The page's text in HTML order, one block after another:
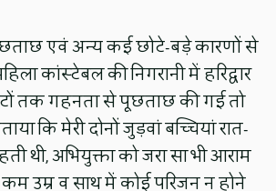
एवं अन्य कई छोटे-बड़े कारणों से
कांस्टेबल की निगरानी में हरिद्वार
तक गहनता से पूछताछ की गई तो
कि मेरी दोनों जुड़वां बच्चियां रात-
थी, अभियुक्ता को जरा सा भी आराम
कम उम्र व साथ में कोई परिजन न होने